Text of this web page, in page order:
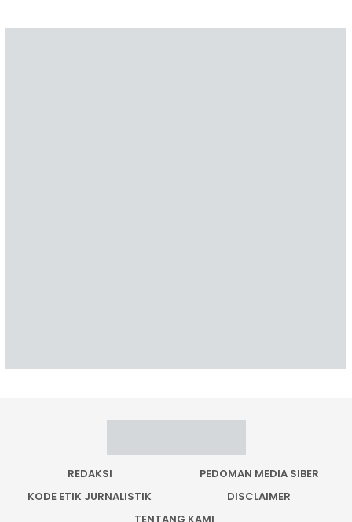
REDAKSI
PEDOMAN MEDIA SIBER
KODE ETIK JURNALISTIK
DISCLAIMER